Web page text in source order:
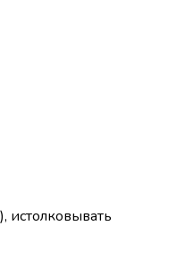
истолковывать